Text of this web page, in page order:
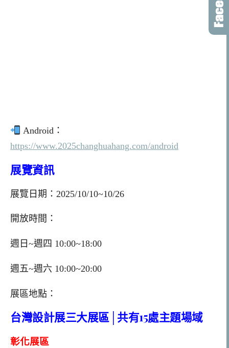
Android：
https://www.2025changhuahang.com/android
展覽資訊
展覽日期：2025/10/10~10/26
開放時間：
週日~週四 10:00~18:00
週五~週六 10:00~20:00
展區地點：
台灣設計展三大展區│共有15處主題場域
彰化展區